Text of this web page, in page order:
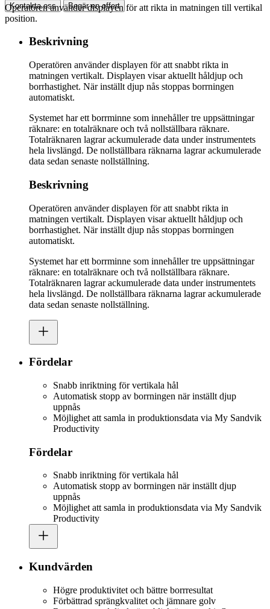
Kontakta oss Begär en offert
Operatören använder displayen för att rikta in matningen till vertikal
position.
Beskrivning
Operatören använder displayen för att snabbt rikta in
matningen vertikalt. Displayen visar aktuellt håldjup och
borrhastighet. När inställt djup nås stoppas borrningen
automatiskt.
Systemet har ett borrminne som innehåller tre uppsättningar
räknare: en totalräknare och två nollställbara räknare.
Totalräknaren lagrar ackumulerade data under instrumentets
hela livslängd. De nollställbara räknarna lagrar ackumulerade
data sedan senaste nollställning.
Beskrivning
Operatören använder displayen för att snabbt rikta in
matningen vertikalt. Displayen visar aktuellt håldjup och
borrhastighet. När inställt djup nås stoppas borrningen
automatiskt.
Systemet har ett borrminne som innehåller tre uppsättningar
räknare: en totalräknare och två nollställbara räknare.
Totalräknaren lagrar ackumulerade data under instrumentets
hela livslängd. De nollställbara räknarna lagrar ackumulerade
data sedan senaste nollställning.
Fördelar
Snabb inriktning för vertikala hål
Automatisk stopp av borrningen när inställt djup
uppnås
Möjlighet att samla in produktionsdata via My Sandvik
Productivity
Fördelar
Snabb inriktning för vertikala hål
Automatisk stopp av borrningen när inställt djup
uppnås
Möjlighet att samla in produktionsdata via My Sandvik
Productivity
Kundvärden
Högre produktivitet och bättre borrresultat
Förbättrad sprängkvalitet och jämnare golv